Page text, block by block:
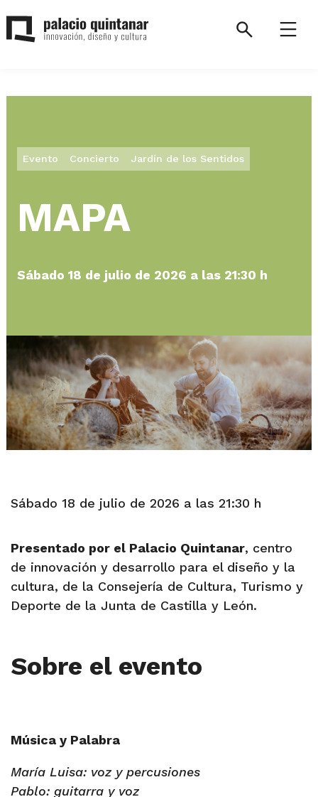
contenido
página
SearchMenú
Evento Concierto Jardín de los Sentidos
MAPA
Sábado 18 de julio de 2026 a las 21:30 h
Sábado 18 de julio de 2026 a las 21:30 h
Presentado por el Palacio Quintanar, centro
de innovación y desarrollo para el diseño y la
cultura, de la Consejería de Cultura, Turismo y
Deporte de la Junta de Castilla y León.
Sobre el evento
Música y Palabra
María Luisa: voz y percusiones
Pablo: guitarra y voz